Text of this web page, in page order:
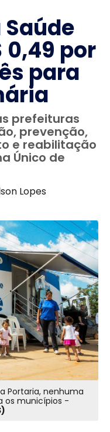
0,49 por
para
prefeituras
prevenção,
e reabilitação
Único de
Lopes
Portaria, nenhuma
parcela havia sido creditada para os municípios -